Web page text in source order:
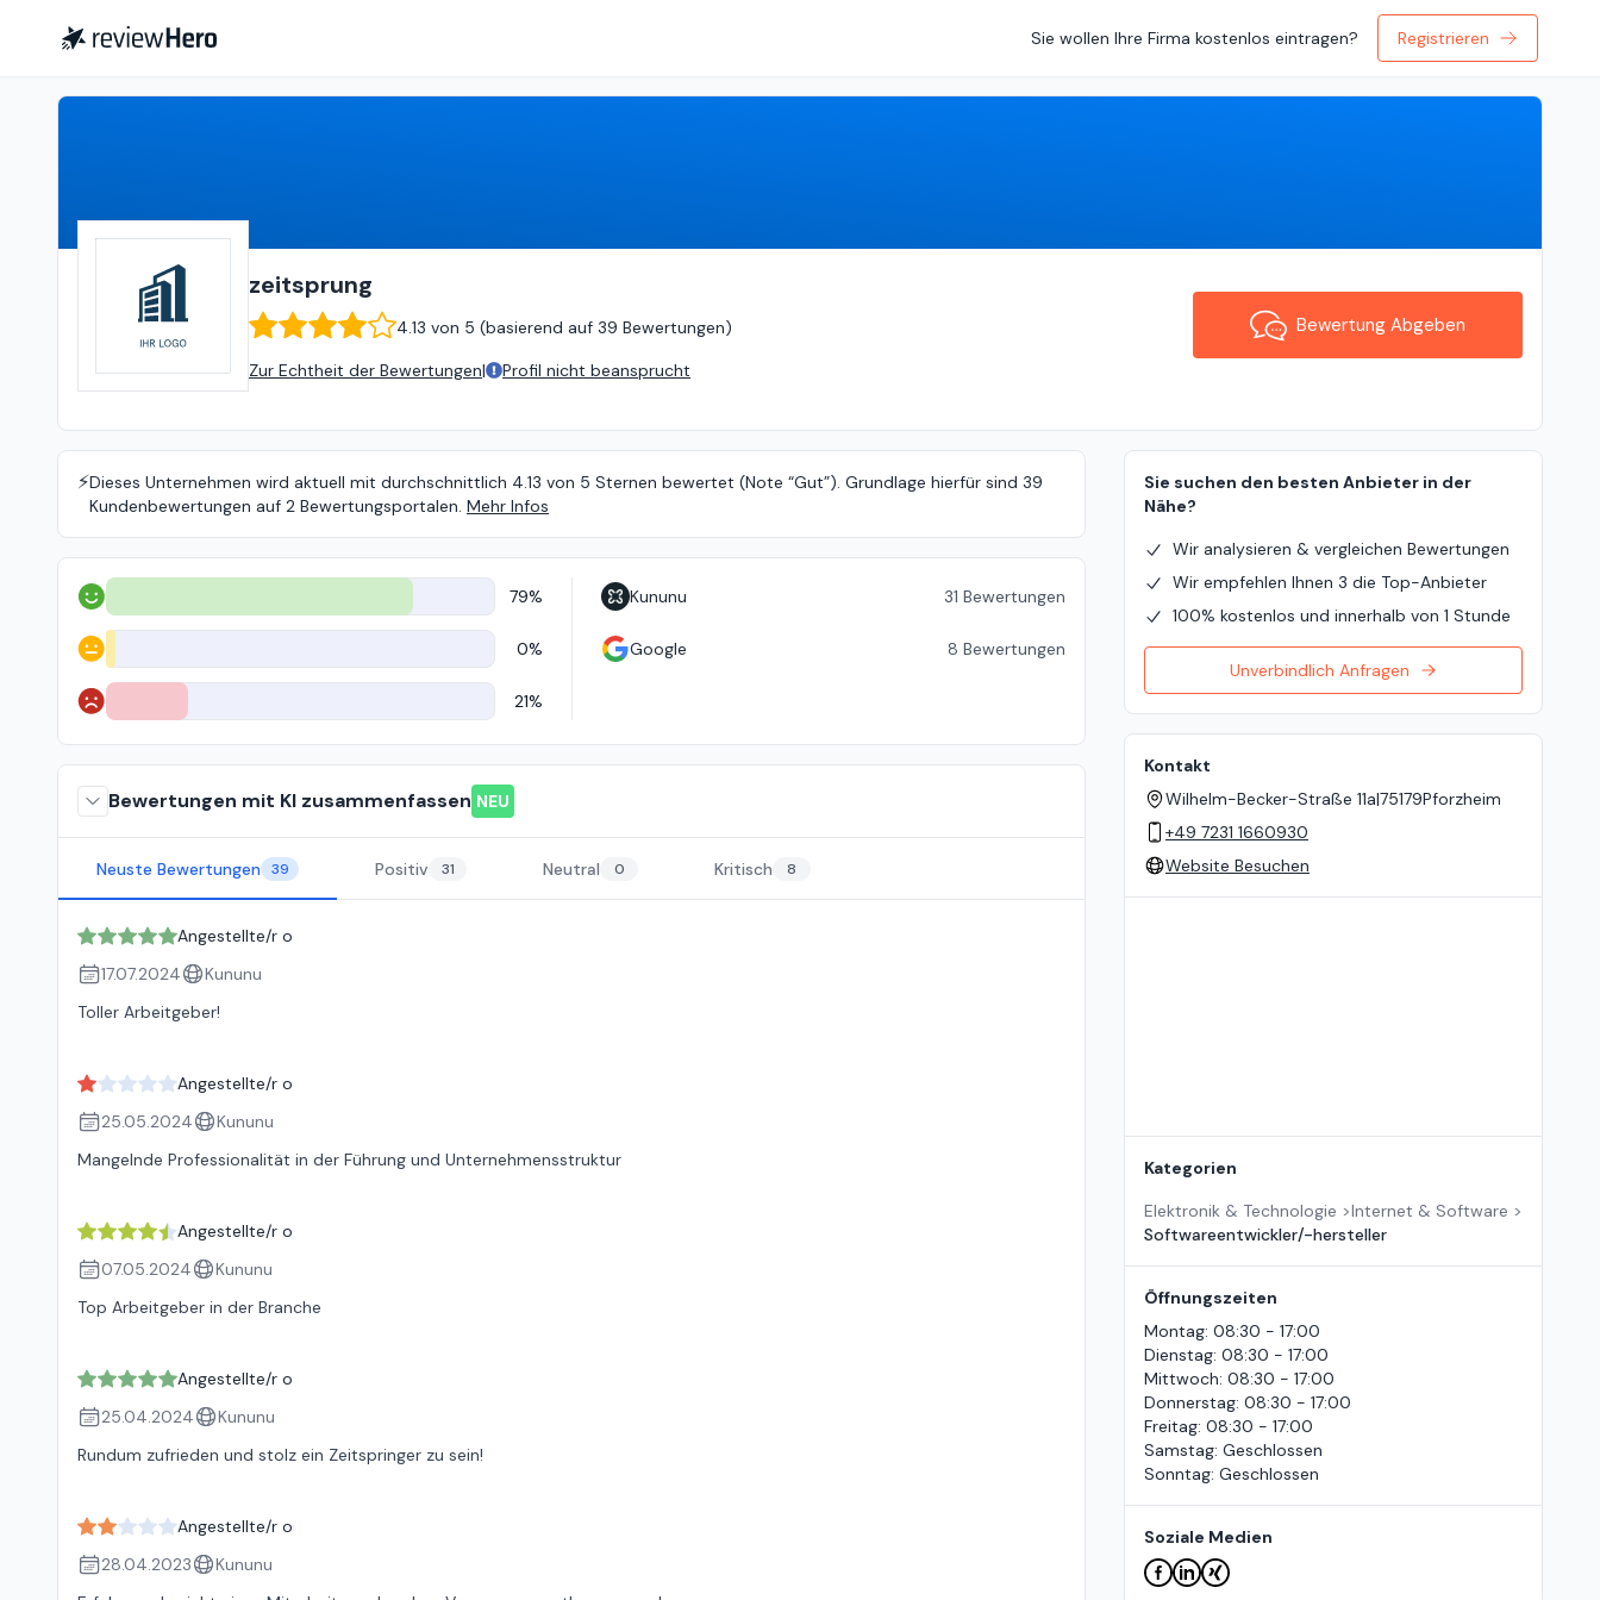
Sie wollen Ihre Firma kostenlos eintragen? Registrieren
zeitsprung
4.13 von 5 (basierend auf 39 Bewertungen)
Zur Echtheit der Bewertungen| Profil nicht beansprucht
Bewertung Abgeben
⚡️Dieses Unternehmen wird aktuell mit durchschnittlich 4.13 von 5 Sternen bewertet (Note “Gut”). Grundlage hierfür sind 39
Kundenbewertungen auf 2 Bewertungsportalen. Mehr Infos
Positiv 79%
Neutral 0%
Negativ 21%
Kununu 31 Bewertungen
Google 8 Bewertungen
Bewertungen mit KI zusammenfassen NEU
Neuste Bewertungen 39 Positiv 31 Neutral 0 Kritisch 8
Angestellte/r o
17.07.2024
Kununu
Toller Arbeitgeber!
Angestellte/r o
25.05.2024
Kununu
Mangelnde Professionalität in der Führung und Unternehmensstruktur
Angestellte/r o
07.05.2024
Kununu
Top Arbeitgeber in der Branche
Angestellte/r o
25.04.2024
Kununu
Rundum zufrieden und stolz ein Zeitspringer zu sein!
Angestellte/r o
28.04.2023
Kununu
Sie suchen den besten Anbieter in der
Nähe?
Wir analysieren & vergleichen Bewertungen
Wir empfehlen Ihnen 3 die Top-Anbieter
100% kostenlos und innerhalb von 1 Stunde
Unverbindlich Anfragen
Kontakt
Wilhelm-Becker-Straße 11a|75179Pforzheim
+49 7231 1660930
Website Besuchen
Kategorien
Elektronik & Technologie >Internet & Software >
Softwareentwickler/-hersteller
Öffnungszeiten
Montag: 08:30 - 17:00
Dienstag: 08:30 - 17:00
Mittwoch: 08:30 - 17:00
Donnerstag: 08:30 - 17:00
Freitag: 08:30 - 17:00
Samstag: Geschlossen
Sonntag: Geschlossen
Soziale Medien